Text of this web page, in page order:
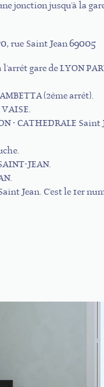
jonction jusqu'à la
rue Saint Jean 69005
gare de LYON
(2ème arrêt).
- CATHEDRALE Saint
JEAN.
Jean. C'est le 1er